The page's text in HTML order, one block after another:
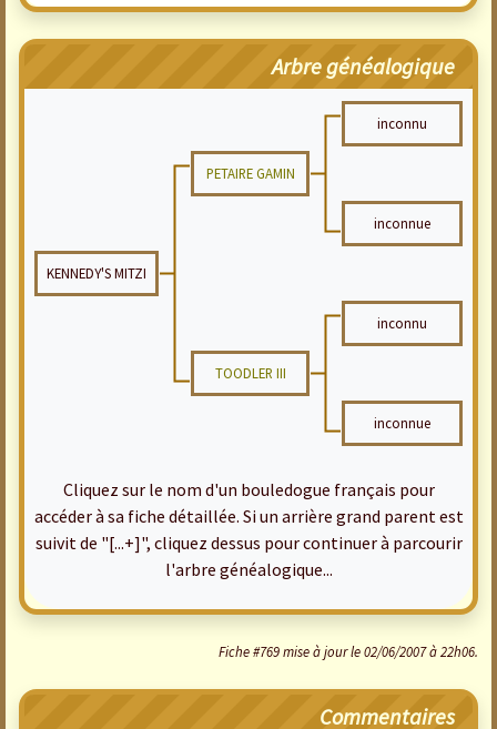
Arbre généalogique
inconnu
PETAIRE GAMIN
inconnue
KENNEDY'S MITZI
inconnu
TOODLER III
inconnue
Cliquez sur le nom d'un bouledogue français pour
accéder à sa fiche détaillée. Si un arrière grand parent est
suivit de "[...+]", cliquez dessus pour continuer à parcourir
l'arbre généalogique...
Fiche #769 mise à jour le 02/06/2007 à 22h06.
Commentaires